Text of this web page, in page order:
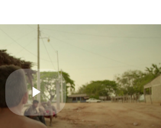
Play